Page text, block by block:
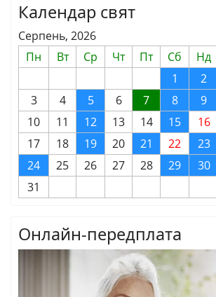
Календар свят
Серпень, 2026
Пн
Вт Ср Чт Пт Сб
Нд
1
2
3
4 5 6 7 8
9
10
11 12 13 14 15
16
17
18 19 20 21 22
23
24
25 26 27 28 29
30
31
Онлайн-передплата